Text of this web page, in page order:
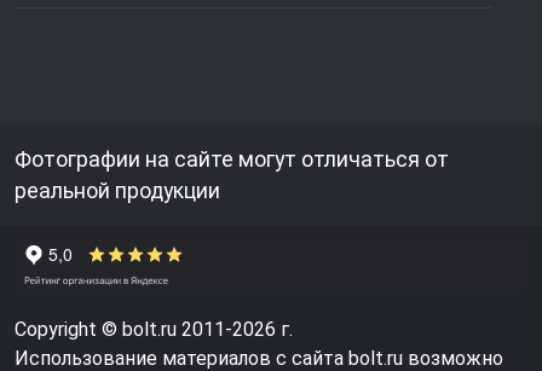
Фотографии на сайте могут отличаться от
реальной продукции
Copyright © bolt.ru 2011-2026 г.
Использование материалов с сайта bolt.ru возможно